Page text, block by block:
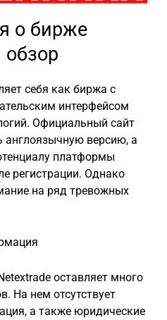
о бирже
себя как биржа с
интерфейсом
Официальный сайт
англоязычную версию, а
платформы
регистрации. Однако
на ряд тревожных
оставляет много
На нем отсутствует
а также юридические